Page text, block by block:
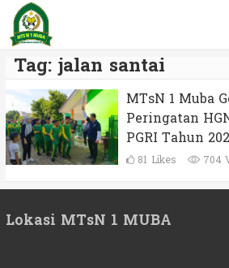
Tag:jalan santai
MTsN 1 Muba
Peringatan
PGRI Tahun
81 Likes 704
Lokasi MTsN 1 MUBA